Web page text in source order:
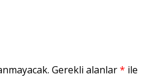
Gerekli alanlar* ile